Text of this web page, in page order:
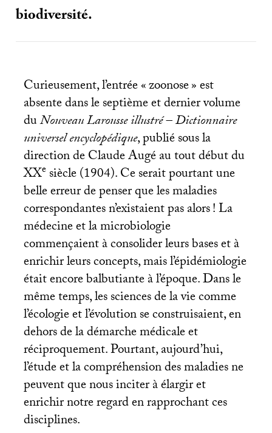
biodiversité.
Curieusement, l’entrée «zoonose» est
absente dans le septième et dernier volume
duNouveau Larousse illustré – Dictionnaire
universel encyclopédique, publié sous la
direction de Claude Augé au tout début du
XXesiècle (1904). Ce serait pourtant une
belle erreur de penser que les maladies
correspondantes n’existaient pas alors! La
médecine et la microbiologie
commençaient à consolider leurs bases et à
enrichir leurs concepts, mais l’épidémiologie
était encore balbutiante à l’époque. Dans le
même temps, les sciences de la vie comme
l’écologie et l’évolution se construisaient, en
dehors de la démarche médicale et
réciproquement. Pourtant, aujourd’hui,
l’étude et la compréhension des maladies ne
peuvent que nous inciter à élargir et
enrichir notre regard en rapprochant ces
disciplines.